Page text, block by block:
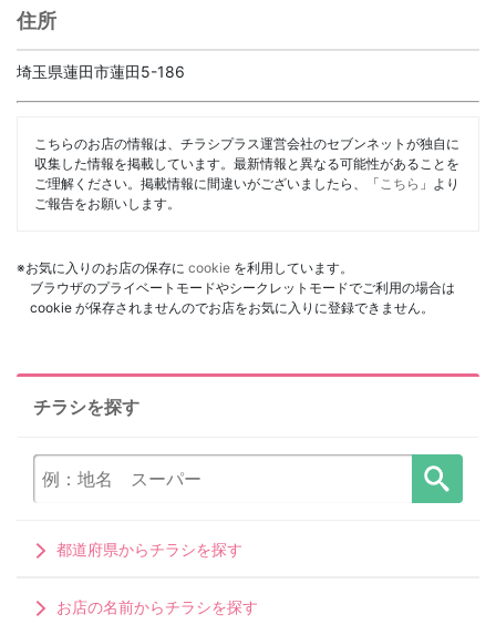
住所
埼玉県蓮田市蓮田5-186
こちらのお店の情報は、チラシプラス運営会社のセブンネットが独自に
収集した情報を掲載しています。最新情報と異なる可能性があることを
ご理解ください。掲載情報に間違いがございましたら、「 こちら 」より
ご報告をお願いします。
※お気に入りのお店の保存に cookie を利用しています。
ブラウザのプライベートモードやシークレットモードでご利用の場合は
cookie が保存されませんのでお店をお気に入りに登録できません。
チラシを探す
都道府県からチラシを探す
お店の名前からチラシを探す